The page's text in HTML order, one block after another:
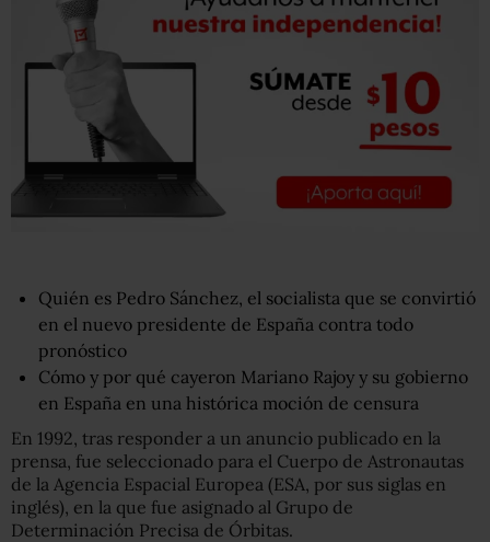
Quién es Pedro Sánchez, el socialista que se convirtió
en el nuevo presidente de España contra todo
pronóstico
Cómo y por qué cayeron Mariano Rajoy y su gobierno
en España en una histórica moción de censura
En 1992, tras responder a un anuncio publicado en la
prensa, fue seleccionado para el Cuerpo de Astronautas
de la Agencia Espacial Europea (ESA, por sus siglas en
inglés), en la que fue asignado al Grupo de
Determinación Precisa de Órbitas.